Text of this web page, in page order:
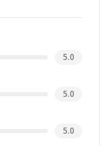
5.0
5.0
5.0